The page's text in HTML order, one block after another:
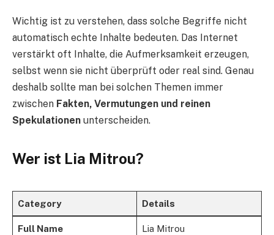
Wichtig ist zu verstehen, dass solche Begriffe nicht
automatisch echte Inhalte bedeuten. Das Internet
verstärkt oft Inhalte, die Aufmerksamkeit erzeugen,
selbst wenn sie nicht überprüft oder real sind. Genau
deshalb sollte man bei solchen Themen immer
zwischen Fakten, Vermutungen und reinen
Spekulationen unterscheiden.
Wer ist Lia Mitrou?
Category Details
Full Name Lia Mitrou